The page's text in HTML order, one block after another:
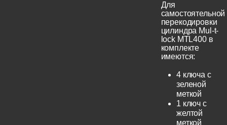
Для
самостоятельной
перекодировки
цилиндра Mul-t-
lock MTL400 в
комплекте
имеются:
4 ключа с
зеленой
меткой
1 ключ с
желтой
меткой